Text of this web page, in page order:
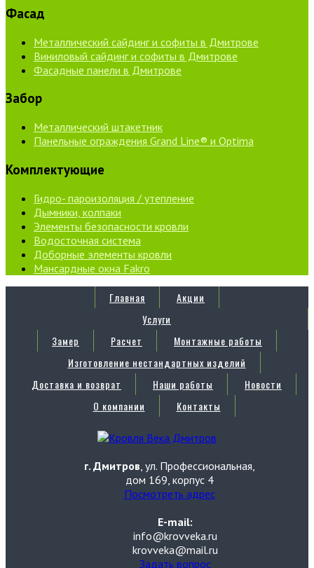
Фасад
Металлический сайдинг и софиты в Дмитрове
Виниловый сайдинг и софиты в Дмитрове
Фасадные панели в Дмитрове
Забор
Металлический штакетник
Панельные ограждения Grand Line® и Optima
Комплектующие
Гидро- пароизоляция / утепление
Дымники, колпаки
Элементы безопасности кровли
Водосточная система
Доборные элементы кровли
Мансардные окна Fakro
Главная
Акции
Услуги
Замер
Расчет
Монтажные работы
Изготовление нестандартных изделий
Доставка и возврат
Наши работы
Новости
О компании
Контакты
г. Дмитров , ул. Профессиональная,
дом 169, корпус 4
Посмотреть адрес
E-mail:
info@krovveka.ru
krovveka@mail.ru
Задать вопрос